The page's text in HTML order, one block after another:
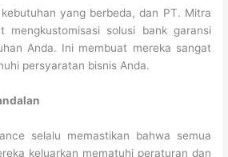
yang berbeda, dan PT. Mitra
mengkustomisasi solusi bank garansi
Anda. Ini membuat mereka sangat
persyaratan bisnis Anda.
selalu memastikan bahwa semua
keluarkan mematuhi peraturan dan